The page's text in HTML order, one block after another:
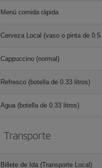
Menú comida rápida
Cerveza Local (vaso o pinta de
Cappuccino (normal)
Refresco (botella de 0.33 litros)
Agua (botella de 0.33 litros)
Transporte
Billete de Ida (Transporte Local)